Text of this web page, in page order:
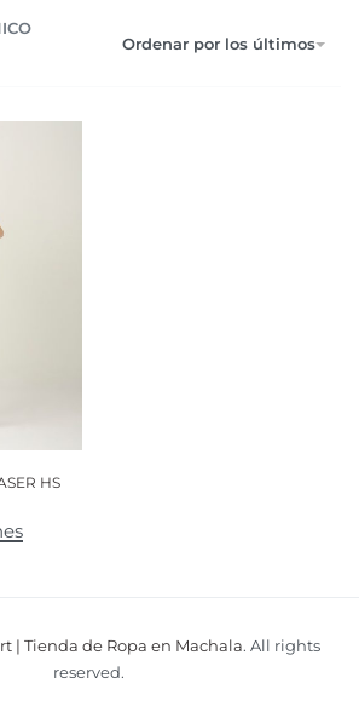
Ordenar por los últimos
HS
| Tienda de Ropa en Machala. All rights
reserved.